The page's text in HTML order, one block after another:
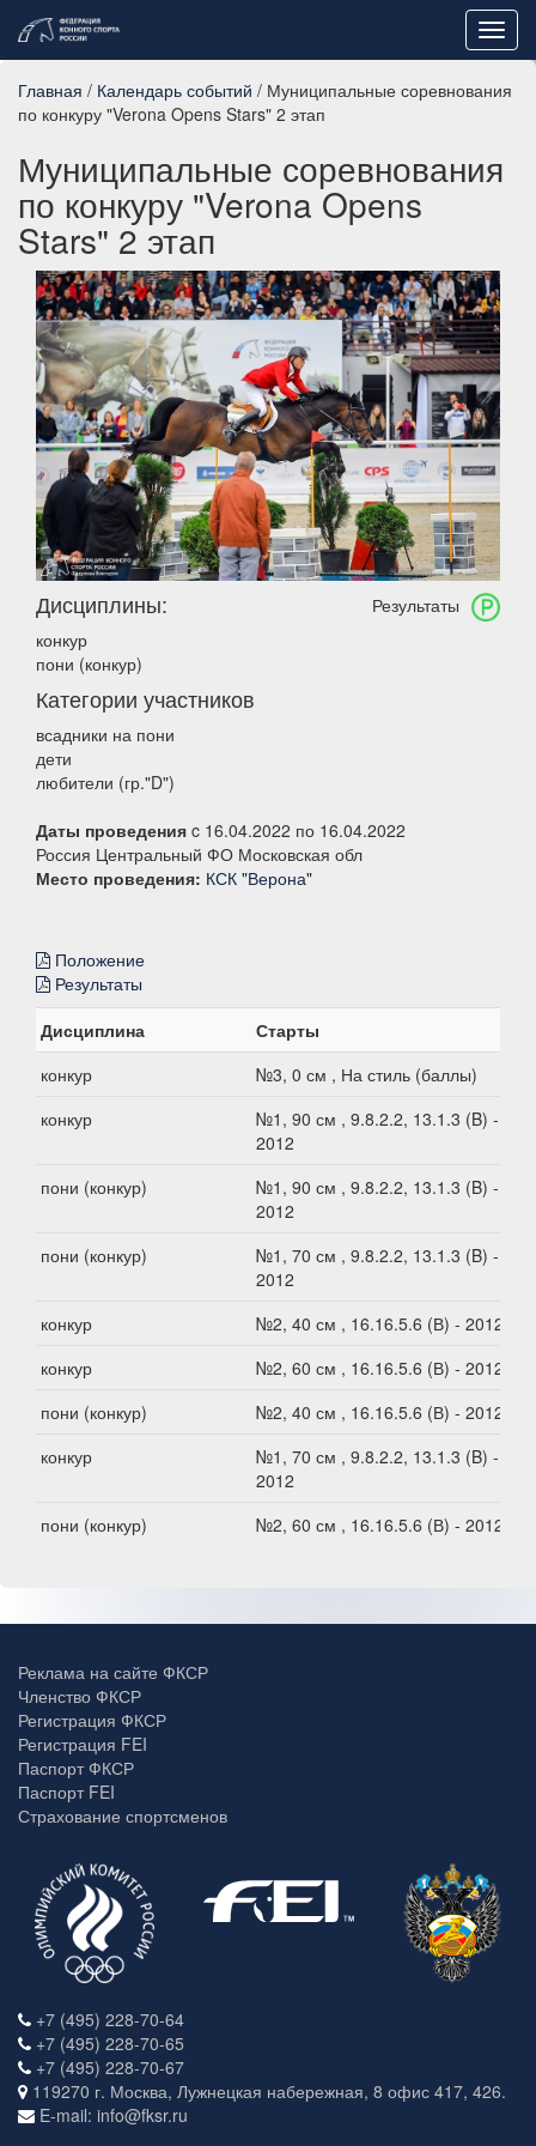
Главная / Календарь событий / Муниципальные соревнования
по конкуру "Verona Opens Stars" 2 этап
Муниципальные соревнования
по конкуру "Verona Opens
Stars" 2 этап
Результаты
Дисциплины:
конкур
пони (конкур)
Категории участников
всадники на пони
дети
любители (гр."D")
Даты проведения c 16.04.2022 по 16.04.2022
Россия Центральный ФО Московская обл
Место проведения: КСК "Верона"
Положение
Результаты
Дисциплина
Старты
конкур
№3, 0 см , На стиль (баллы)
конкур
№1, 90 см , 9.8.2.2, 13.1.3 (B) -
2012
пони (конкур)
№1, 90 см , 9.8.2.2, 13.1.3 (B) -
2012
пони (конкур)
№1, 70 см , 9.8.2.2, 13.1.3 (B) -
2012
конкур
№2, 40 см , 16.16.5.6 (В) - 2012
конкур
№2, 60 см , 16.16.5.6 (В) - 2012
пони (конкур)
№2, 40 см , 16.16.5.6 (В) - 2012
конкур
№1, 70 см , 9.8.2.2, 13.1.3 (B) -
2012
пони (конкур)
№2, 60 см , 16.16.5.6 (В) - 2012
Реклама на сайте ФКСР
Членство ФКСР
Регистрация ФКСР
Регистрация FEI
Паспорт ФКСР
Паспорт FEI
Страхование спортсменов
+7 (495) 228-70-64
+7 (495) 228-70-65
+7 (495) 228-70-67
119270 г. Москва, Лужнецкая набережная, 8 офис 417, 426.
E-mail: info@fksr.ru